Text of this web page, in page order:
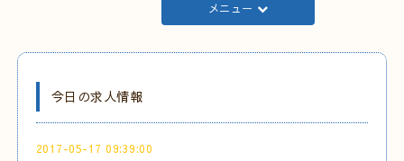
メニュー
今日の求人情報
2017-05-17 09:39:00